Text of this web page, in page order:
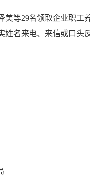
美等29名领取企业职工
名来电、来信或口头反